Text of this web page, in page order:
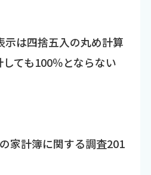
は四捨五入の丸め計算
ても100％とならない
家計簿に関する調査201